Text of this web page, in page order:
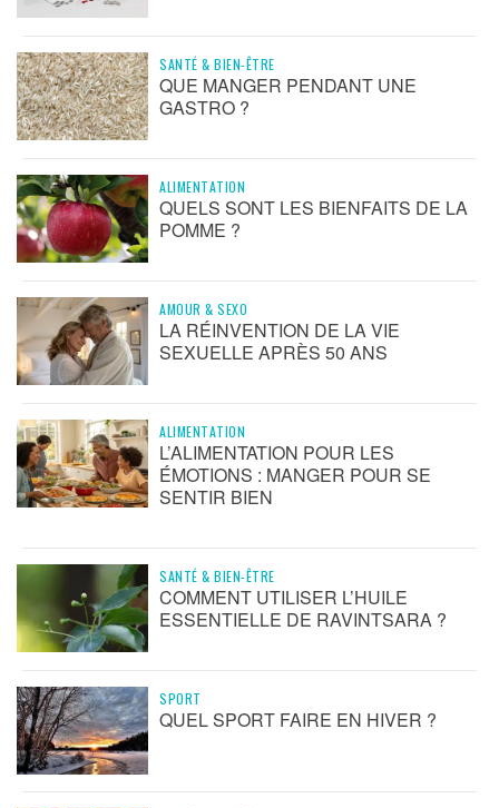
SANTÉ & BIEN-ÊTRE
QUE MANGER PENDANT UNE
GASTRO ?
ALIMENTATION
QUELS SONT LES BIENFAITS DE LA
POMME ?
AMOUR & SEXO
LA RÉINVENTION DE LA VIE
SEXUELLE APRÈS 50 ANS
ALIMENTATION
L’ALIMENTATION POUR LES
ÉMOTIONS : MANGER POUR SE
SENTIR BIEN
SANTÉ & BIEN-ÊTRE
COMMENT UTILISER L’HUILE
ESSENTIELLE DE RAVINTSARA ?
SPORT
QUEL SPORT FAIRE EN HIVER ?